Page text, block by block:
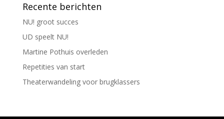
Recente berichten
NU! groot succes
UD speelt NU!
Martine Pothuis overleden
Repetities van start
Theaterwandeling voor brugklassers